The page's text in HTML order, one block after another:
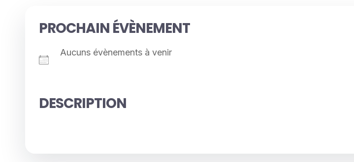
PROCHAIN ÉVÈNEMENT
Aucuns évènements à venir
DESCRIPTION